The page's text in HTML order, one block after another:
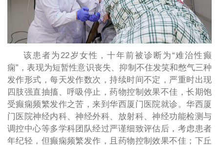
该患者为22岁女性，十年前被诊断为“难治性癫
痫”，表现为短暂性意识丧失、抑制不住发笑和憋气三种
发作形式，每天发作数次，持续时间不定，严重时出现
四肢强直抽搐、呼吸停止，药物控制效果不佳，长期饱
受癫痫频繁发作之苦，来到华西厦门医院就诊。华西厦
门医院神经内科、神经外科、放射科、神经功能检测与
调控中心等多学科团队经过严谨细致评估后，考虑患者
年纪轻，但癫痫频繁发作，且药物控制效果不佳；下丘